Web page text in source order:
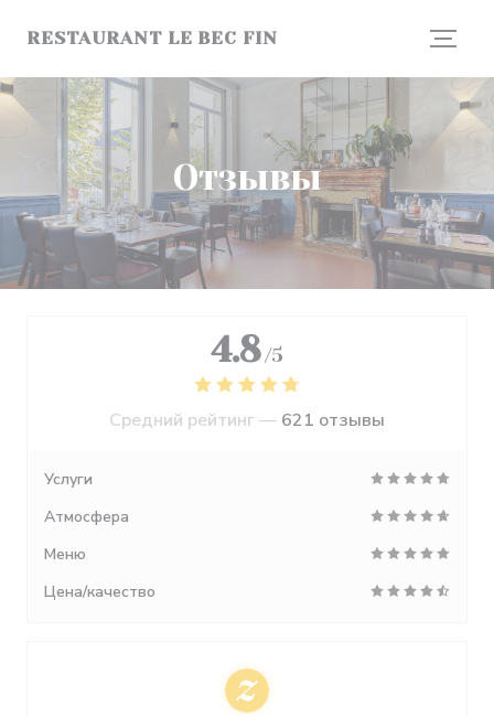
RESTAURANT LE BEC FIN
Отзывы
4.8 /5
Средний рейтинг — 621 отзывы
Услуги
Атмосфера
Меню
Цена/качество